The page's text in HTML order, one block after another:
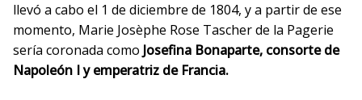
llevó a cabo el 1 de diciembre de 1804, y a partir de ese
momento, Marie Josèphe Rose Tascher de la Pagerie
sería coronada como Josefina Bonaparte, consorte de
Napoleón I y emperatriz de Francia.